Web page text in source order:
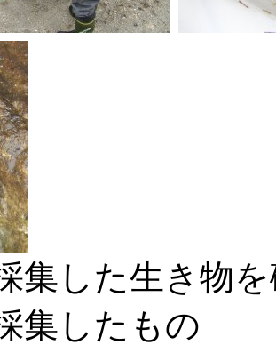
集した生き物
集したもの